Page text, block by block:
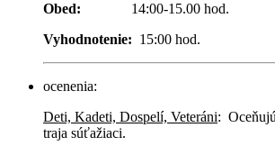
Obed:
14:00-15.00 hod.
Vyhodnotenie: 15:00 hod.
ocenenia:
Deti, Kadeti, Dospelí, Veteráni:
traja súťažiaci.